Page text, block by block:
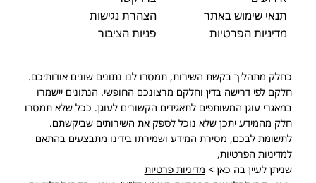
הצהרת נגישות
פניות הציבור
תנאי שימוש באתר
מדיניות הפרטיות
כחלק מתהליך בקשת השירות, תמסרו לנו נתונים שונים אודותיכם.
חלקם לפי דרישה בדין וחלקם מרצונכם החופשי. הנתונים יישמרו
במאגרי עוגן המשותפים לתאגידים הקשורים לעוגן. ככל שלא תמסרו
חלק מהמידע יתכן שלא נוכל לספק את השירותים שביקשתם.
לתשומת לבכם, מסירת המידע ושמירתו בידינו מתבצעים בהתאם
למדיניות הפרטיות,
שניתן לעיין בה כאן > מדיניות פרטיות